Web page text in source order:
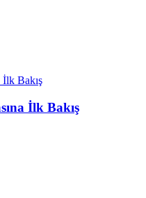
İlk Bakış